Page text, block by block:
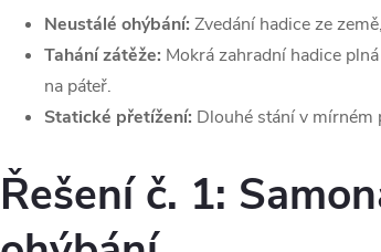
Neustálé ohýbání: Zvedání hadice ze
Tahání zátěže: Mokrá zahradní hadice
na páteř.
Statické přetížení: Dlouhé stání v mírném
Řešení č. 1: